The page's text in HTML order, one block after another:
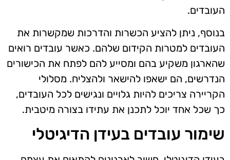
העובדים.
בנוסף, ניתן להציע הכשרות והדרכות שמקשרות את
העובדים למטרות הקידום שלהם. כאשר עובדים רואים
שהארגון משקיע בהם ומסייע להם לפתח את הכישורים
הנדרשים, הם ישאפו להישאר ולהצליח. מסלולי
הקריירה צריכים להיות גלויים ונגישים לכל העובדים,
כך שכל אחד יוכל לתכנן את עתידו בצורה מיטבית.
שימור עובדים בעידן הדיגיטלי